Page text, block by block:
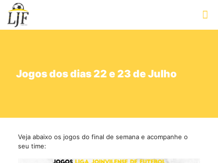
Jogos dos dias 22 e 23 de Julho
Veja abaixo os jogos do final de semana e acompanhe o
seu time: